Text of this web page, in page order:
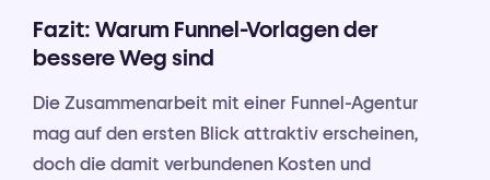
Fazit: Warum Funnel-Vorlagen der
bessere Weg sind
Die Zusammenarbeit mit einer Funnel-Agentur
mag auf den ersten Blick attraktiv erscheinen,
doch die damit verbundenen Kosten und